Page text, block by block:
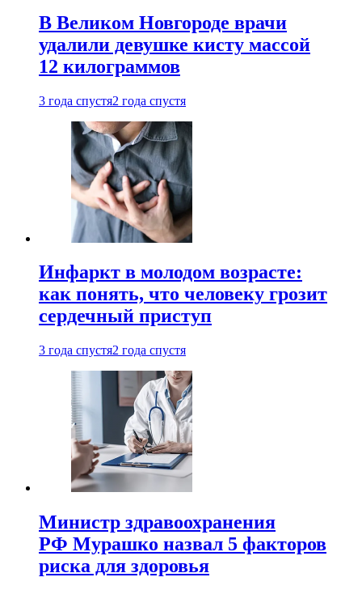
В Великом Новгороде врачи
удалили девушке кисту массой
12 килограммов
3 года спустя2 года спустя
Инфаркт в молодом возрасте:
как понять, что человеку грозит
сердечный приступ
3 года спустя2 года спустя
Министр здравоохранения
РФ Мурашко назвал 5 факторов
риска для здоровья